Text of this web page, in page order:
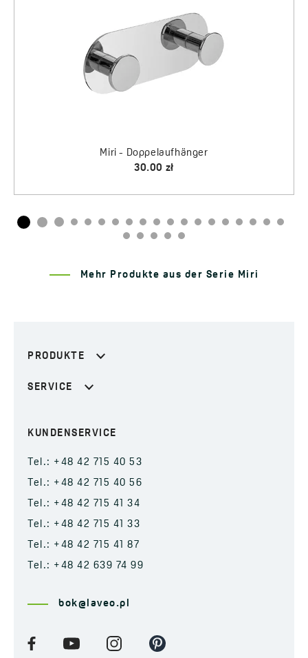
1810.00 zł
Mehr Produkte aus der Serie Miri
PRODUKTE
SERVICE
KUNDENSERVICE
Tel.: +48 42 715 40 53
Tel.: +48 42 715 40 56
Tel.: +48 42 715 41 34
Tel.: +48 42 715 41 33
Tel.: +48 42 715 41 87
Tel.: +48 42 639 74 99
bok@laveo.pl